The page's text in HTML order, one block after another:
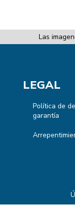
Las
LEGAL
Política de
garantía